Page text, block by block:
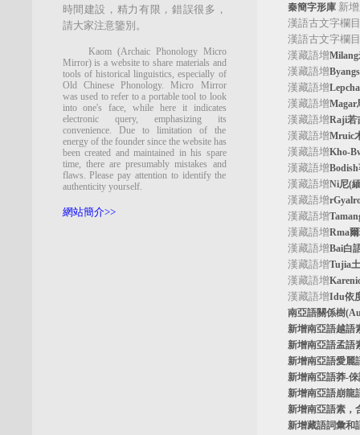
時間建設，精力有限，錯誤很多，
請大家注意鑒別。
Kaom (Archaic Phonology Micro
Mirror) is a website to share materials and
tools of historical linguistics, especially of
Old Chinese Phonology. Micro Mirror
was used to refer to a portable tool to look
into one's face, while here it indicates
electronic query, emphasizing its
convenience. Due to limitation of the
energy of the founder since the website has
been created and maintained in his spare
time, there are presumably mistakes and
flaws. Please pay attention to identify the
authenticity yourself.
網站簡介>>
秦簡字形庫新增
漢語古文字欄
漢語古文字欄
漢藏語增Milang
漢藏語增
漢藏語增
漢藏語增Magar
漢藏語增Raji若
漢藏語增Mruic
漢藏語增Kho-
漢藏語增
漢藏語增Ni尼(
漢藏語增
漢藏語增
漢藏語增Rma
漢藏語增Bai白
漢藏語增Tujia
漢藏語增
漢藏語增Idu依
南亞語關係樹
新增南亞語越語
新增南亞語孟語
新增南亞語愛麗
新增南亞語莽-倈
新增南亞語崩龍
新增南亞語素，
新增藏語詞彙和